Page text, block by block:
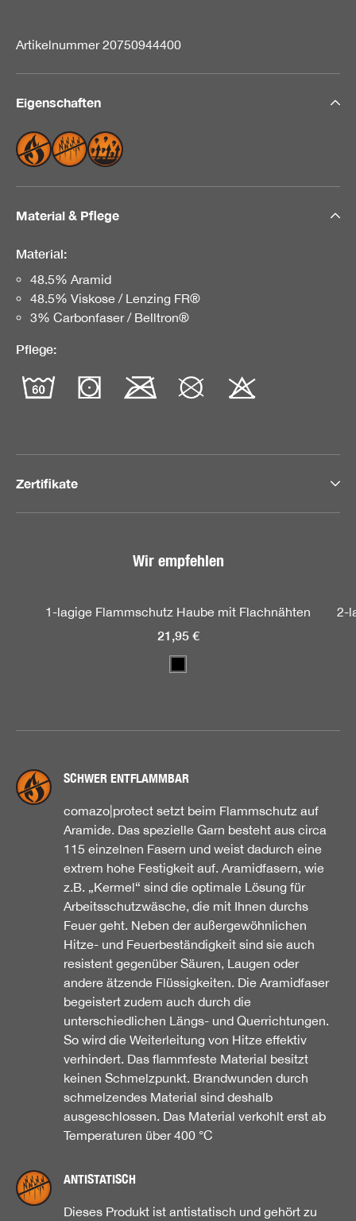
Artikelnummer 20750944400
Eigenschaften
Material & Pflege
Material:
48.5% Aramid
48.5% Viskose / Lenzing FR®
3% Carbonfaser / Belltron®
Pflege:
Zertifikate
Wir empfehlen
1-lagige Flammschutz Haube mit Flachnähten
21,95 €
2-
SCHWER ENTFLAMMBAR
comazo|protect setzt beim Flammschutz auf
Aramide. Das spezielle Garn besteht aus circa
115 einzelnen Fasern und weist dadurch eine
extrem hohe Festigkeit auf. Aramidfasern, wie
z.B. „Kermel“ sind die optimale Lösung für
Arbeitsschutzwäsche, die mit Ihnen durchs
Feuer geht. Neben der außergewöhnlichen
Hitze- und Feuerbeständigkeit sind sie auch
resistent gegenüber Säuren, Laugen oder
andere ätzende Flüssigkeiten. Die Aramidfaser
begeistert zudem auch durch die
unterschiedlichen Längs- und Querrichtungen.
So wird die Weiterleitung von Hitze effektiv
verhindert. Das flammfeste Material besitzt
keinen Schmelzpunkt. Brandwunden durch
schmelzendes Material sind deshalb
ausgeschlossen. Das Material verkohlt erst ab
Temperaturen über 400 °C
ANTISTATISCH
Dieses Produkt ist antistatisch und gehört zu